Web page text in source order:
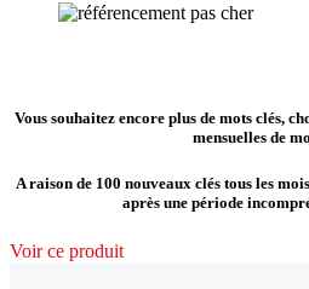
Vous souhaitez encore plus de mots clés,
mensuelles de
A raison de 100 nouveaux clés tous les
après une période
Voir ce produit